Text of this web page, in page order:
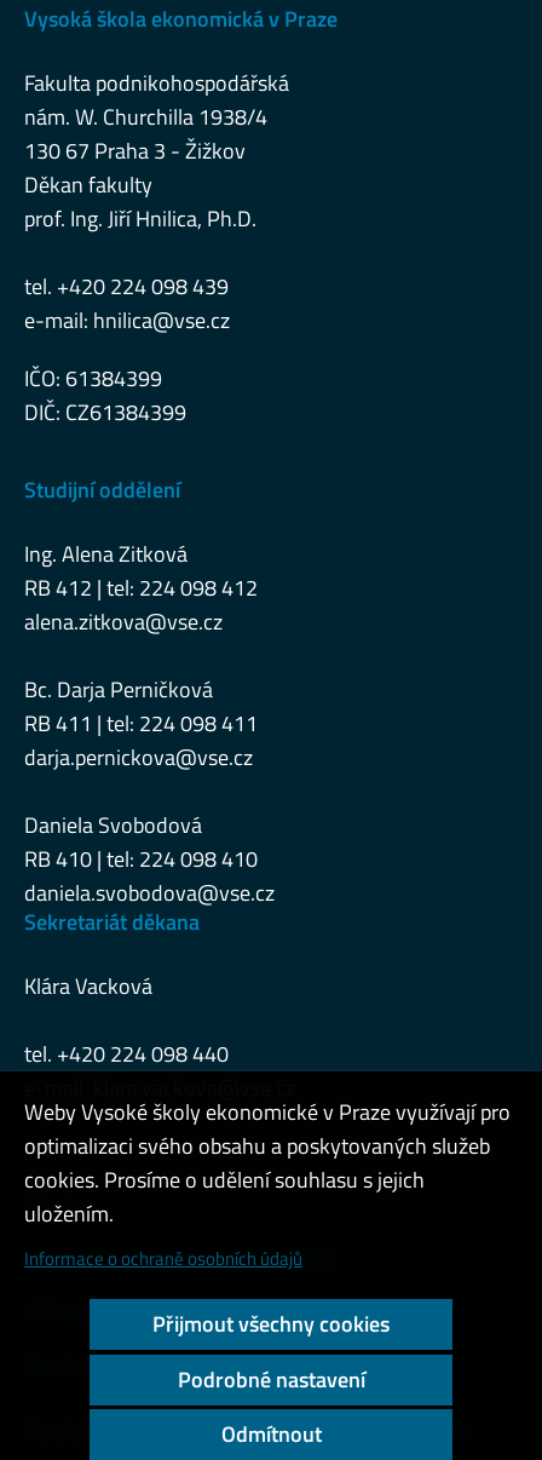
Vysoká škola ekonomická v Praze
Fakulta podnikohospodářská
nám. W. Churchilla 1938/4
130 67 Praha 3 - Žižkov
Děkan fakulty
prof. Ing. Jiří Hnilica, Ph.D.
tel. +420 224 098 439
e-mail: hnilica@vse.cz
IČO: 61384399
DIČ: CZ61384399
Studijní oddělení
Ing. Alena Zitková
RB 412 | tel: 224 098 412
alena.zitkova@vse.cz
Bc. Darja Perničková
RB 411 | tel: 224 098 411
darja.pernickova@vse.cz
Daniela Svobodová
RB 410 | tel: 224 098 410
daniela.svobodova@vse.cz
Sekretariát děkana
Klára Vacková
tel. +420 224 098 440
Admin
Cookies a ochrana osobních údajů
Přístupnost webu
Vysoký kontrast
Copyright © 2000 - 2026 Vysoká škola ekonomická v Praze
Weby Vysoké školy ekonomické v Praze využívají pro
optimalizaci svého obsahu a poskytovaných služeb
cookies. Prosíme o udělení souhlasu s jejich
uložením.
Informace o ochraně osobních údajů
Přijmout všechny cookies
Podrobné nastavení
Odmítnout